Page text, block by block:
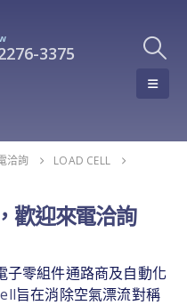
3375
洽詢
LOAD CELL
歡迎來電洽詢
子零組件通路商及自動化
旨在消除空氣漂流對稱